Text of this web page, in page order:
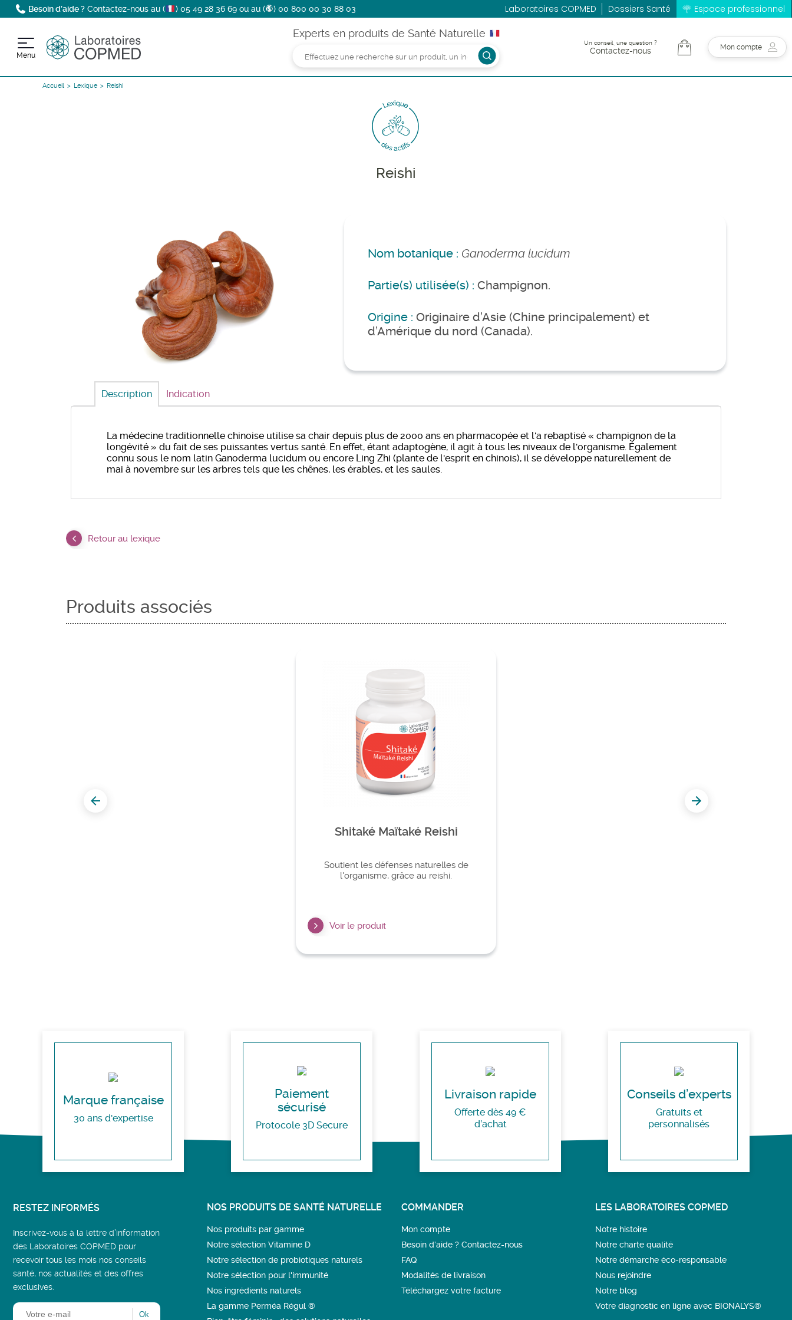
Besoin d’aide ? Contactez-nous au ( ) 05 49 28 36 69 ou au ( ) 00 800 00 30 88 03 Laboratoires COPMED Dossiers Santé Espace professionnel
Menu
Experts en produits de Santé Naturelle
Un conseil, une question ?
Contactez-nous Mon compte
Accueil Lexique Reishi
Reishi
Nom botanique : Ganoderma lucidum
Partie(s) utilisée(s) : Champignon.
Origine : Originaire d’Asie (Chine principalement) et
d’Amérique du nord (Canada).
Description Indication
La médecine traditionnelle chinoise utilise sa chair depuis plus de 2000 ans en pharmacopée et l'a rebaptisé « champignon de la
longévité » du fait de ses puissantes vertus santé. En effet, étant adaptogène, il agit à tous les niveaux de l'organisme. Également
connu sous le nom latin Ganoderma lucidum ou encore Ling Zhi (plante de l'esprit en chinois), il se développe naturellement de
mai à novembre sur les arbres tels que les chênes, les érables, et les saules.
Retour au lexique
Produits associés
Shitaké Maïtaké Reishi
Soutient les défenses naturelles de
l'organisme, grâce au reishi.
Voir le produit
Marque française
30 ans d'expertise
Paiement
sécurisé
Protocole 3D Secure
Livraison rapide
Offerte dès 49 €
d’achat
Conseils d’experts
Gratuits et
personnalisés
RESTEZ INFORMÉS
Inscrivez-vous à la lettre d’information
des Laboratoires COPMED pour
recevoir tous les mois nos conseils
santé, nos actualités et des offres
exclusives.
NOS PRODUITS DE SANTÉ NATURELLE
Nos produits par gamme
Notre sélection Vitamine D
Notre sélection de probiotiques naturels
Notre sélection pour l'immunité
Nos ingrédients naturels
La gamme Perméa Régul ®
COMMANDER
Mon compte
Besoin d’aide ? Contactez-nous
FAQ
Modalités de livraison
Téléchargez votre facture
LES LABORATOIRES COPMED
Notre histoire
Notre charte qualité
Notre démarche éco-responsable
Nous rejoindre
Notre blog
Votre diagnostic en ligne avec BIONALYS®